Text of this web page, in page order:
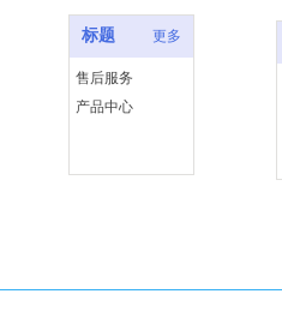
标题 更多
售后服务
产品中心